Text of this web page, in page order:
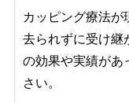
カッピング療法が
去られずに受け継
の効果や実績があ
さい。